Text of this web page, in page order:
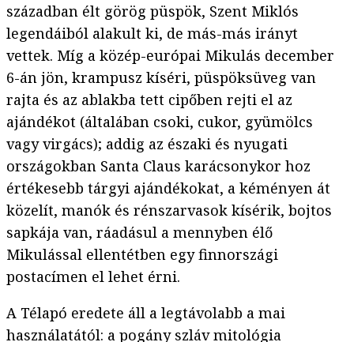
században élt görög püspök, Szent Miklós
legendáiból alakult ki, de más-más irányt
vettek. Míg a közép-európai Mikulás december
6-án jön, krampusz kíséri, püspöksüveg van
rajta és az ablakba tett cipőben rejti el az
ajándékot (általában csoki, cukor, gyümölcs
vagy virgács); addig az északi és nyugati
országokban Santa Claus karácsonykor hoz
értékesebb tárgyi ajándékokat, a kéményen át
közelít, manók és rénszarvasok kísérik, bojtos
sapkája van, ráadásul a mennyben élő
Mikulással ellentétben egy finnországi
postacímen el lehet érni.
A Télapó eredete áll a legtávolabb a mai
használatától: a pogány szláv mitológia